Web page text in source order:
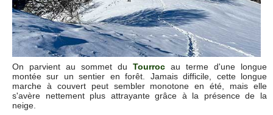
On parvient au sommet du Tourroc au terme d'une longue
montée sur un sentier en forêt. Jamais difficile, cette longue
marche à couvert peut sembler monotone en été, mais elle
s'avère nettement plus attrayante grâce à la présence de la
neige.